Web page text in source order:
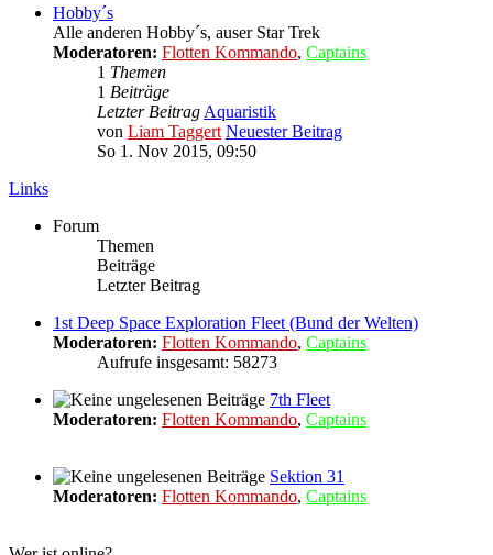
Hobby´s
Alle anderen Hobby´s, auser Star Trek
Moderatoren: Flotten Kommando, Captains
1 Themen
1 Beiträge
Letzter Beitrag Aquaristik
von Liam Taggert Neuester Beitrag
So 1. Nov 2015, 09:50
Links
Forum
Themen
Beiträge
Letzter Beitrag
1st Deep Space Exploration Fleet (Bund der Welten)
Moderatoren: Flotten Kommando, Captains
Aufrufe insgesamt: 58273
7th Fleet
Moderatoren: Flotten Kommando, Captains
Sektion 31
Moderatoren: Flotten Kommando, Captains